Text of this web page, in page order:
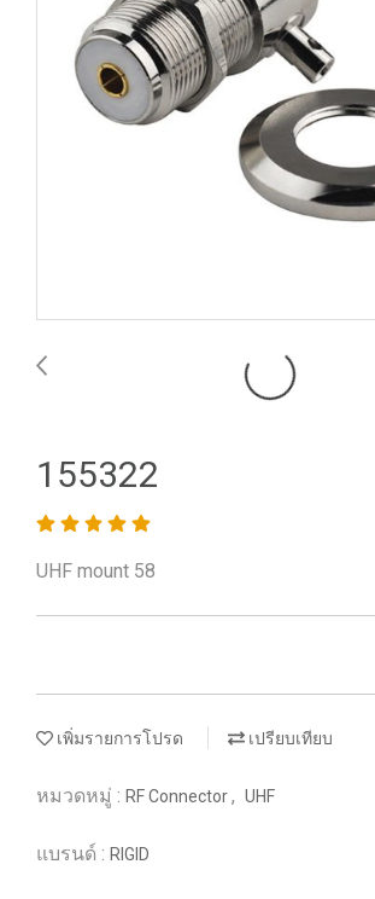
155322
UHF mount 58
เพิ่มรายการโปรด เปรียบเทียบ
หมวดหมู่ : RF Connector, UHF
แบรนด์ : RIGID